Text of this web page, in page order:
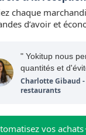
chaque
d’avoir et
" Yokitup nous
quantités et
Charlotte Gibaud
restaurants
vos achats